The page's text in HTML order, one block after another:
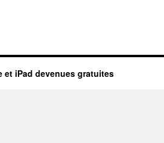
et iPad devenues gratuites